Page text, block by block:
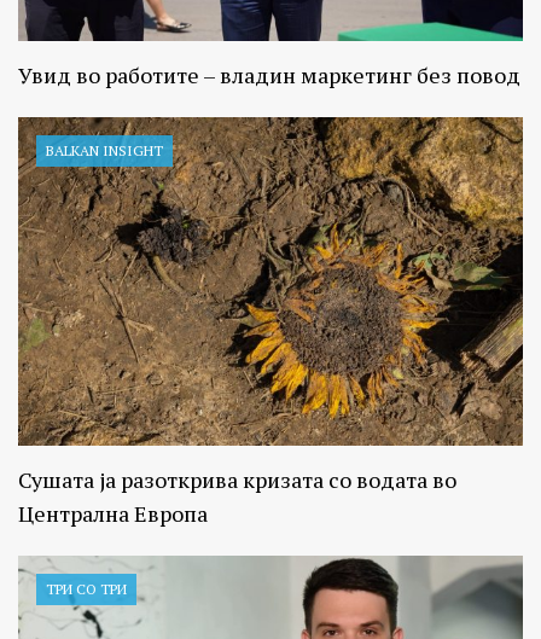
Увид во работите – владин маркетинг без повод
BALKAN INSIGHT
Сушата ја разоткрива кризата со водата во
Централна Европа
ТРИ СО ТРИ